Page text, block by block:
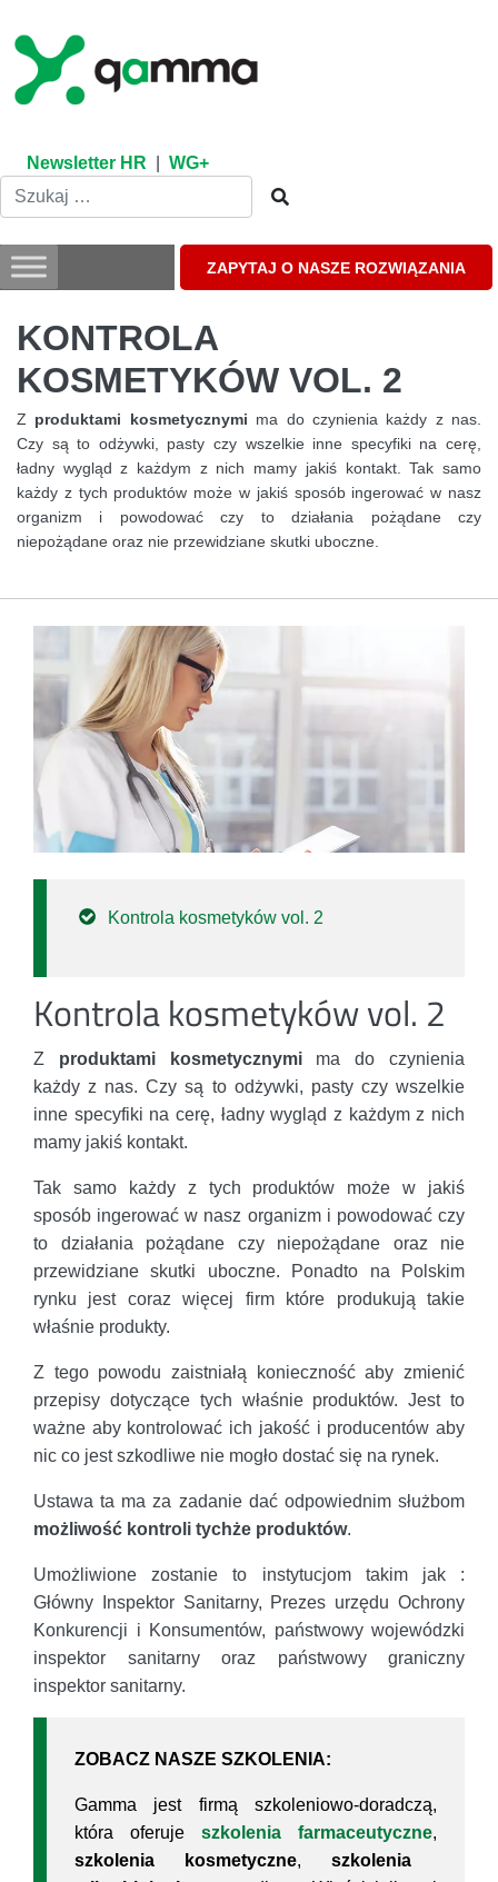
content
Newsletter HR WG+
ZAPYTAJ O NASZE ROZWIĄZANIA
KONTROLA
KOSMETYKÓW VOL. 2
Z produktami kosmetycznymi ma do czynienia każdy z nas.
Czy są to odżywki, pasty czy wszelkie inne specyfiki na cerę,
ładny wygląd z każdym z nich mamy jakiś kontakt. Tak samo
każdy z tych produktów może w jakiś sposób ingerować w nasz
organizm i powodować czy to działania pożądane czy
niepożądane oraz nie przewidziane skutki uboczne.
Kontrola kosmetyków vol. 2
Kontrola kosmetyków vol. 2
Z produktami kosmetycznymima do czynienia
każdy z nas. Czy są to odżywki, pasty czy wszelkie
inne specyfiki na cerę, ładny wygląd z każdym z nich
mamy jakiś kontakt.
Tak samo każdy z tych produktów może w jakiś
sposób ingerować w nasz organizm i powodować czy
to działania pożądane czy niepożądane oraz nie
przewidziane skutki uboczne. Ponadto na Polskim
rynku jest coraz więcej firm które produkują takie
właśnie produkty.
Z tego powodu zaistniałą konieczność aby zmienić
przepisy dotyczące tych właśnie produktów. Jest to
ważne aby kontrolować ich jakość i producentów aby
nic co jest szkodliwe nie mogło dostać się na rynek.
Ustawa ta ma za zadanie dać odpowiednim służbom
możliwość kontroli tychże produktów.
Umożliwione zostanie to instytucjom takim jak :
Główny Inspektor Sanitarny, Prezes urzędu Ochrony
Konkurencji i Konsumentów, państwowy wojewódzki
inspektor sanitarny oraz państwowy graniczny
inspektor sanitarny.
ZOBACZ NASZE SZKOLENIA:
Gamma jest firmą szkoleniowo-doradczą,
która oferuje szkolenia farmaceutyczne,
szkolenia kosmetyczne, szkolenia